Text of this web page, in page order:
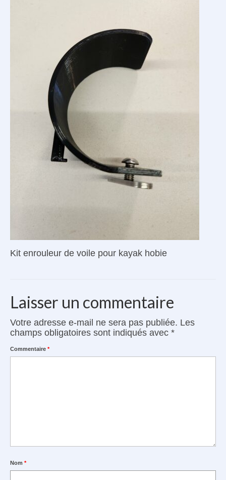
Véhicules compatibles
Accessoires Kayak
Avis clients
Contact
Le van à vélo
Kit enrouleur de voile pour kayak hobie
Laisser un commentaire
Votre adresse e-mail ne sera pas publiée. Les
champs obligatoires sont indiqués avec *
Commentaire *
Nom *